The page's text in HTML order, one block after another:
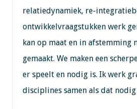
relatiedynamiek, re-
ontwikkelvraagstukken werk
kan op maat en in afstemming
gemaakt. We maken een
er speelt en nodig is. Ik werk
disciplines samen als dat